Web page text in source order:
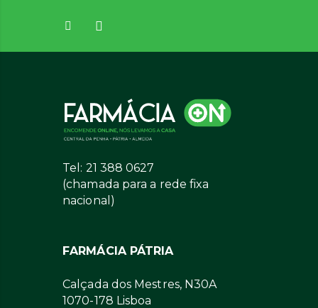
Tel: 21 388 0627
(chamada para a rede fixa
nacional)
FARMÁCIA PÁTRIA
Calçada dos Mestres, N30A
1070-178 Lisboa